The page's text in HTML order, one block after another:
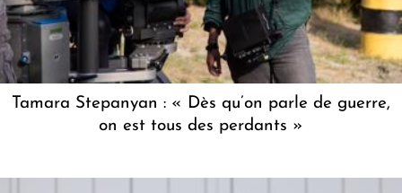
Tamara Stepanyan : « Dès qu’on parle de guerre,
on est tous des perdants »